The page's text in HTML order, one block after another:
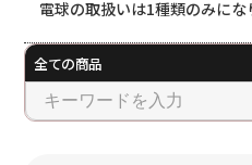
電球の取扱いは1種類のみにな